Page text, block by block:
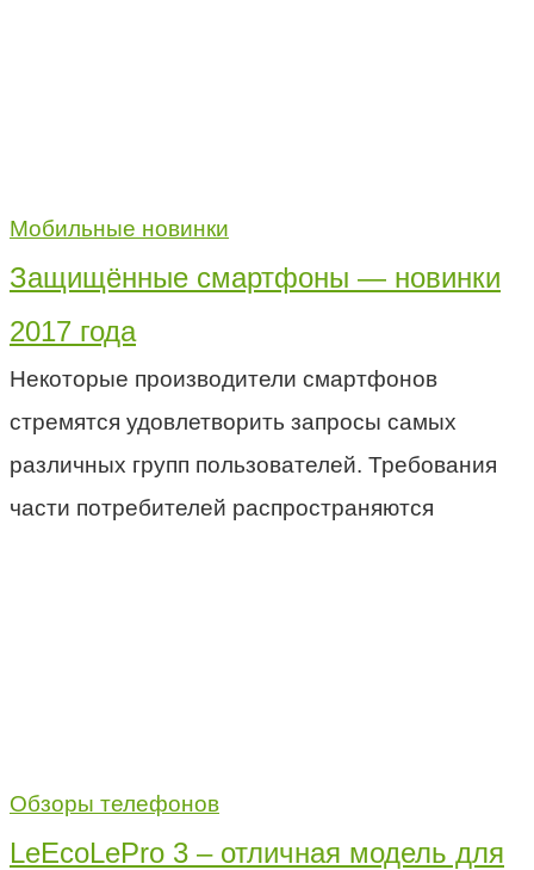
Мобильные новинки
Защищённые смартфоны — новинки
2017 года
Некоторые производители смартфонов
стремятся удовлетворить запросы самых
различных групп пользователей. Требования
части потребителей распространяются
Обзоры телефонов
LeEcoLePro 3 – отличная модель для